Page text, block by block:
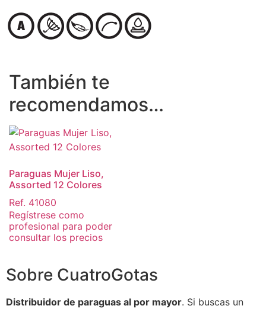
También te
recomendamos…
Paraguas Mujer Liso,
Assorted 12 Colores
Ref. 41080
Regístrese como
profesional para poder
consultar los precios
Sobre CuatroGotas
Distribuidor de paraguas al por mayor. Si buscas un